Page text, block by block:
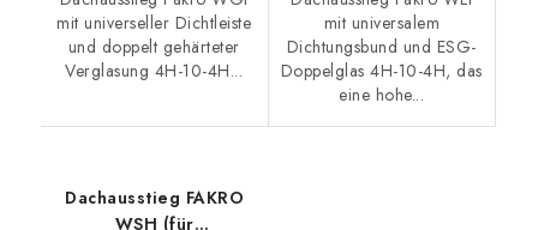
mit universeller Dichtleiste
und doppelt gehärteter
Verglasung 4H-10-4H...
mit universalem
Dichtungsbund und ESG-
Doppelglas 4H-10-4H, das
eine hohe...
Dachausstieg FAKRO
WSH (für